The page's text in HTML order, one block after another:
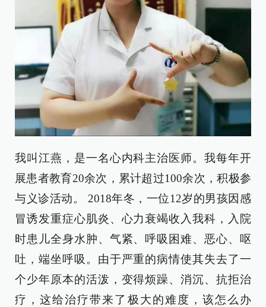
我叫江燕，是一名心内科主治医师。我每年开
展患者教育20余次，累计超过100余次，积极参
与义诊活动。 2018年冬，一位12岁的男孩因感
冒诱发重症心肌炎、心力衰竭收入我科，入院
时患儿全身水肿、气紧、呼吸困难、恶心、呕
吐，端坐呼吸。由于严重的病情使其失去了一
个少年原本的活泼，变得烦躁、消沉、抗拒治
疗，这给治疗带来了极大的难度，该怎么办